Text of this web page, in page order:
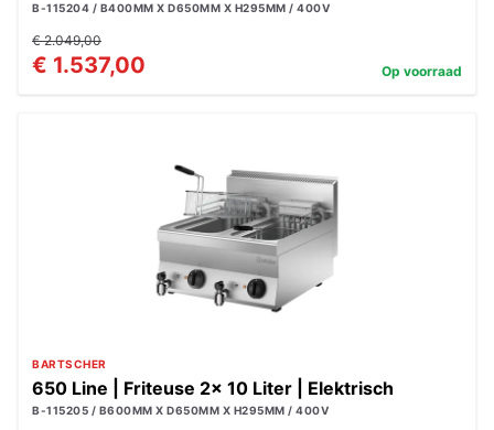
B-115204 / B400MM X D650MM X H295MM / 400V
€ 2.049,00
€ 1.537,00 Op voorraad
BARTSCHER
650 Line | Friteuse 2x 10 Liter | Elektrisch
B-115205 / B600MM X D650MM X H295MM / 400V